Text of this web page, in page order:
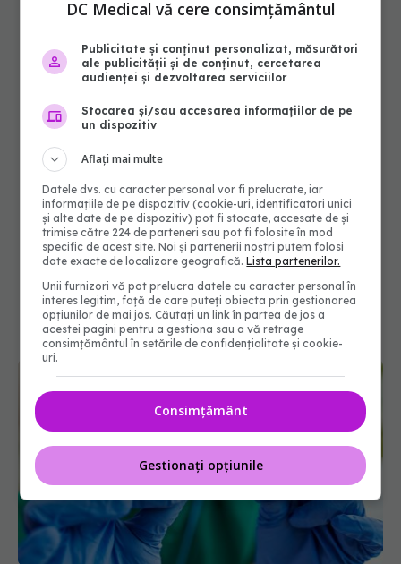
DC Medical vă cere consimțământul
Publicitate și conținut personalizat, măsurători
ale publicității și de conținut, cercetarea
audienței și dezvoltarea serviciilor
Stocarea și/sau accesarea informațiilor de pe
un dispozitiv
Aflați mai multe
Datele dvs. cu caracter personal vor fi prelucrate, iar
informațiile de pe dispozitiv (cookie-uri, identificatori unici
și alte date de pe dispozitiv) pot fi stocate, accesate de și
trimise către 224 de parteneri sau pot fi folosite în mod
specific de acest site. Noi și partenerii noștri putem folosi
date exacte de localizare geografică.Lista partenerilor.
Unii furnizori vă pot prelucra datele cu caracter personal în
interes legitim, față de care puteți obiecta prin gestionarea
opțiunilor de mai jos. Căutați un link în partea de jos a
acestei pagini pentru a gestiona sau a vă retrage
consimțământul în setările de confidențialitate și cookie-
uri.
Consimțământ
Gestionați opțiunile